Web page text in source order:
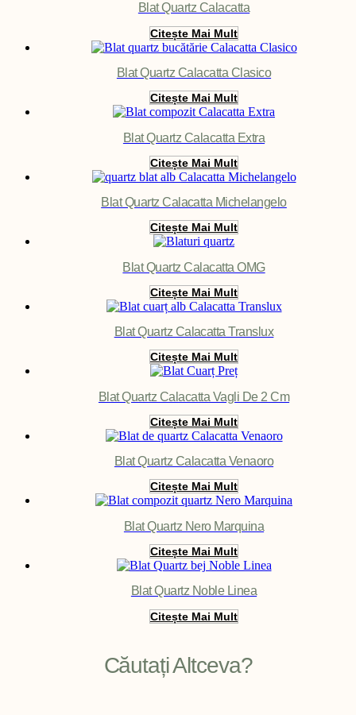
Blat Quartz Calacatta
Citește Mai Mult
Blat Quartz Calacatta Clasico
Citește Mai Mult
Blat Quartz Calacatta Extra
Citește Mai Mult
Blat Quartz Calacatta Michelangelo
Citește Mai Mult
Blat Quartz Calacatta OMG
Citește Mai Mult
Blat Quartz Calacatta Translux
Citește Mai Mult
Blat Quartz Calacatta Vagli De 2 Cm
Citește Mai Mult
Blat Quartz Calacatta Venaoro
Citește Mai Mult
Blat Quartz Nero Marquina
Citește Mai Mult
Blat Quartz Noble Linea
Citește Mai Mult
Căutați Altceva?